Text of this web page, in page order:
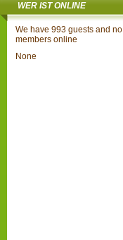
WER IST ONLINE
We have 993 guests and no
members online
None